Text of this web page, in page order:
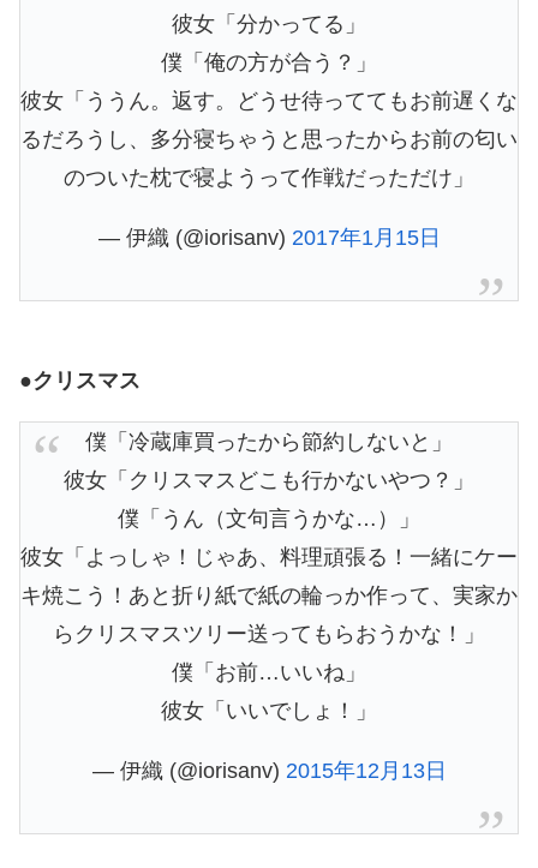
彼女「分かってる」
僕「俺の方が合う？」
彼女「ううん。返す。どうせ待っててもお前遅くな
るだろうし、多分寝ちゃうと思ったからお前の匂い
のついた枕で寝ようって作戦だっただけ」
— 伊織 (@iorisanv) 2017年1月15日
●クリスマス
僕「冷蔵庫買ったから節約しないと」
彼女「クリスマスどこも行かないやつ？」
僕「うん（文句言うかな…）」
彼女「よっしゃ！じゃあ、料理頑張る！一緒にケー
キ焼こう！あと折り紙で紙の輪っか作って、実家か
らクリスマスツリー送ってもらおうかな！」
僕「お前…いいね」
彼女「いいでしょ！」
— 伊織 (@iorisanv) 2015年12月13日